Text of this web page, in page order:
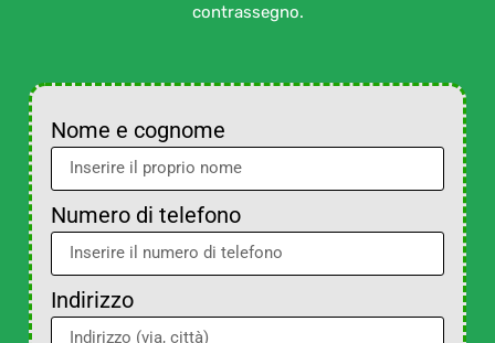
contrassegno.
Nome e cognome
Numero di telefono
Indirizzo